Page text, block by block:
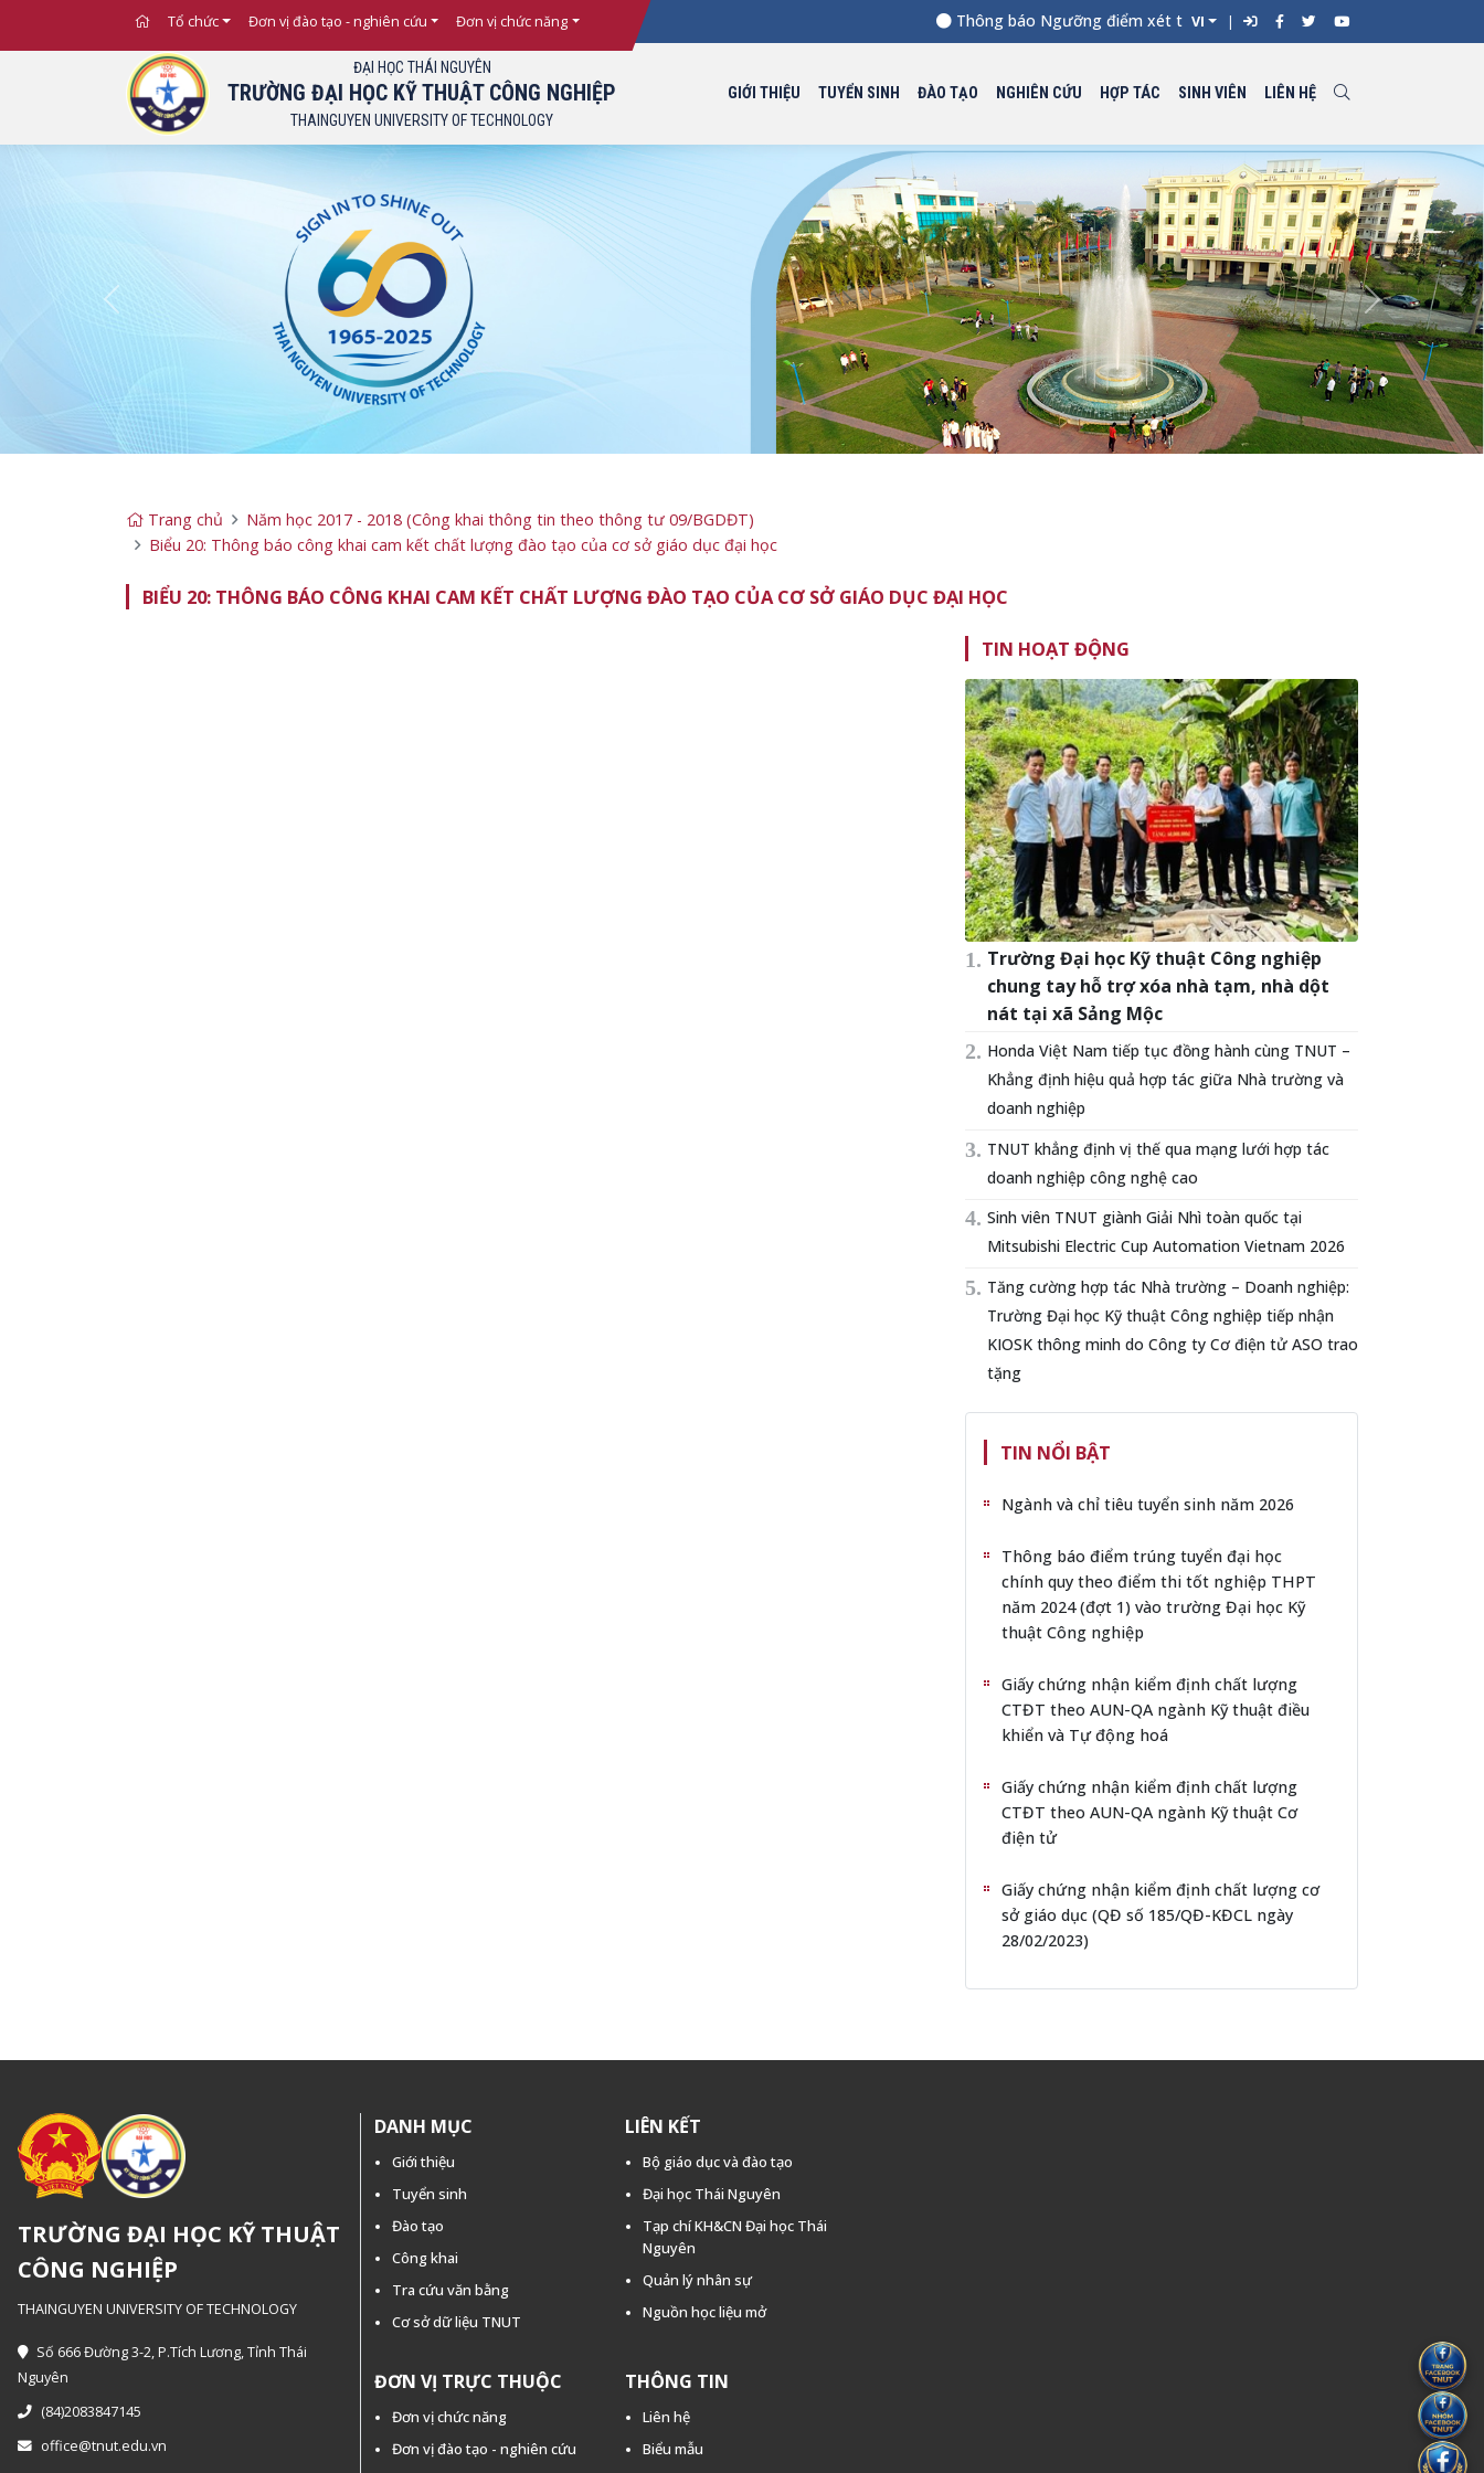
Tổ chức Đơn vị đào tạo - nghiên cứu Đơn vị chức năng Thông báo Ngưỡng điểm xét tuyển đối với từng ngành đào tạo Đại học
VI
ĐẠI HỌC THÁI NGUYÊN
TRƯỜNG ĐẠI HỌC KỸ THUẬT CÔNG NGHIỆP
THAINGUYEN UNIVERSITY OF TECHNOLOGY
GIỚI THIỆU TUYỂN SINH ĐÀO TẠO NGHIÊN CỨU HỢP TÁC SINH VIÊN LIÊN HỆ
Previous Next
Trang chủ
Năm học 2017 - 2018 (Công khai thông tin theo thông tư 09/BGDĐT)
Biểu 20: Thông báo công khai cam kết chất lượng đào tạo của cơ sở giáo dục đại học
BIỂU 20: THÔNG BÁO CÔNG KHAI CAM KẾT CHẤT LƯỢNG ĐÀO TẠO CỦA CƠ SỞ GIÁO DỤC ĐẠI HỌC
TIN HOẠT ĐỘNG
Trường Đại học Kỹ thuật Công nghiệp
chung tay hỗ trợ xóa nhà tạm, nhà dột
nát tại xã Sảng Mộc
Honda Việt Nam tiếp tục đồng hành cùng TNUT –
Khẳng định hiệu quả hợp tác giữa Nhà trường và
doanh nghiệp
TNUT khẳng định vị thế qua mạng lưới hợp tác
doanh nghiệp công nghệ cao
Sinh viên TNUT giành Giải Nhì toàn quốc tại
Mitsubishi Electric Cup Automation Vietnam 2026
Tăng cường hợp tác Nhà trường – Doanh nghiệp:
Trường Đại học Kỹ thuật Công nghiệp tiếp nhận
KIOSK thông minh do Công ty Cơ điện tử ASO trao
tặng
TIN NỔI BẬT
Ngành và chỉ tiêu tuyển sinh năm 2026
Thông báo điểm trúng tuyển đại học
chính quy theo điểm thi tốt nghiệp THPT
năm 2024 (đợt 1) vào trường Đại học Kỹ
thuật Công nghiệp
Giấy chứng nhận kiểm định chất lượng
CTĐT theo AUN-QA ngành Kỹ thuật điều
khiển và Tự động hoá
Giấy chứng nhận kiểm định chất lượng
CTĐT theo AUN-QA ngành Kỹ thuật Cơ
điện tử
Giấy chứng nhận kiểm định chất lượng cơ
sở giáo dục (QĐ số 185/QĐ-KĐCL ngày
28/02/2023)
TRƯỜNG ĐẠI HỌC KỸ THUẬT
CÔNG NGHIỆP
THAINGUYEN UNIVERSITY OF TECHNOLOGY
Số 666 Đường 3-2, P.Tích Lương, Tỉnh Thái
Nguyên
(84)2083847145
office@tnut.edu.vn
DANH MỤC
Giới thiệu
Tuyển sinh
Đào tạo
Công khai
Tra cứu văn bằng
Cơ sở dữ liệu TNUT
LIÊN KẾT
Bộ giáo dục và đào tạo
Đại học Thái Nguyên
Tạp chí KH&CN Đại học Thái
Nguyên
Quản lý nhân sự
Nguồn học liệu mở
ĐƠN VỊ TRỰC THUỘC
Đơn vị chức năng
Đơn vị đào tạo - nghiên cứu
THÔNG TIN
Liên hệ
Biểu mẫu